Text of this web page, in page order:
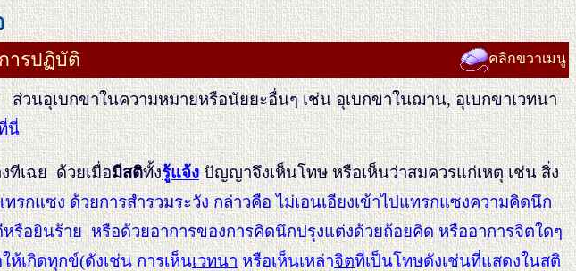
ารปฏิบัติ คลิกขวาเมนู
วนอุเบกขาในความหมายหรือนัยยะอื่นๆ เช่น อุเบกขาในฌาน, อุเบกขาเวทนา
นี่
ทีเฉย ด้วยเมื่อมีสติทั้งรู้แจ้งปัญญาจึงเห็นโทษ หรือเห็นว่าสมควรแก่เหตุ เช่น สิ่ง
รกแซง ด้วยการสำรวมระวัง กล่าวคือ ไม่เอนเอียงเข้าไปแทรกแซงความคิดนึก
อยินร้าย หรือด้วยอาการของการคิดนึกปรุงแต่งด้วยถ้อยคิด หรืออาการจิตใดๆ
เกิดทุกข์(ดังเช่น การเห็นเวทนา หรือเห็นเหล่าจิตที่เป็นโทษดังเช่นที่แสดงในสติ